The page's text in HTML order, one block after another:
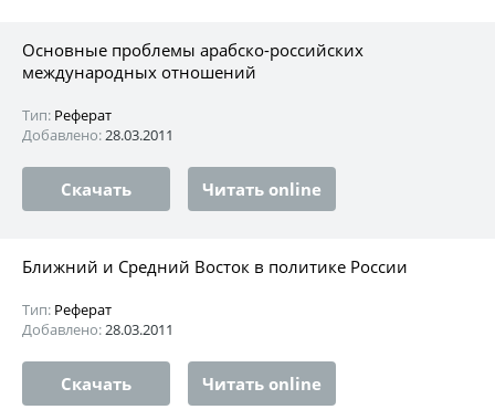
Основные проблемы арабско-российских
международных отношений
Тип: Реферат
Добавлено:28.03.2011
Скачать Читать online
Ближний и Средний Восток в политике России
Тип: Реферат
Добавлено:28.03.2011
Скачать Читать online